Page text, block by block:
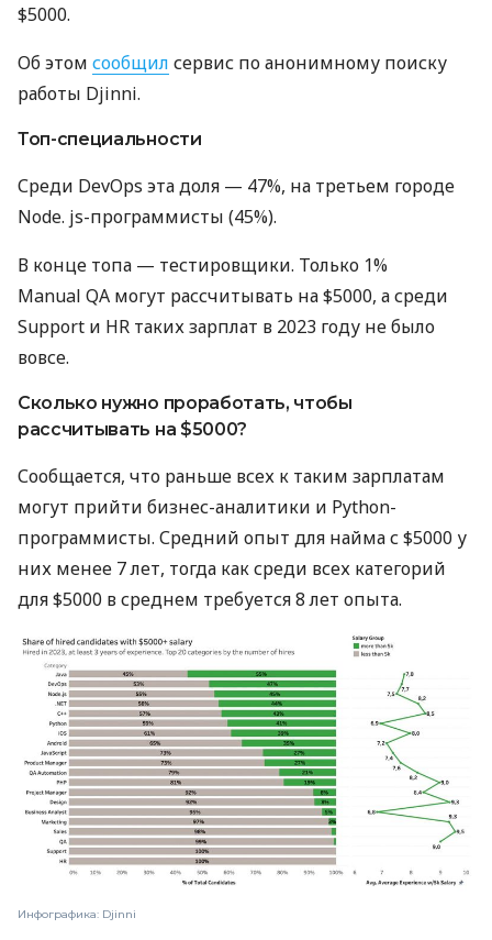
$5000.
Об этом сообщил сервис по анонимному поиску
работы Djinni.
Топ-специальности
Среди DevOps эта доля — 47%, на третьем городе
Node. js-программисты (45%).
В конце топа — тестировщики. Только 1%
Manual QA могут рассчитывать на $5000, а среди
Support и HR таких зарплат в 2023 году не было
вовсе.
Сколько нужно проработать, чтобы
рассчитывать на $5000?
Сообщается, что раньше всех к таким зарплатам
могут прийти бизнес-аналитики и Python-
программисты. Средний опыт для найма с $5000 у
них менее 7 лет, тогда как среди всех категорий
для $5000 в среднем требуется 8 лет опыта.
Инфографика: Djinni